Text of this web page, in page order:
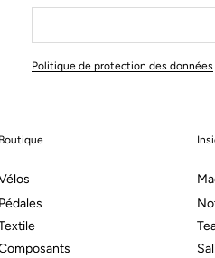
Votre e-mail a bien été enregistré
Politique de protection des données
Boutique
Pédales